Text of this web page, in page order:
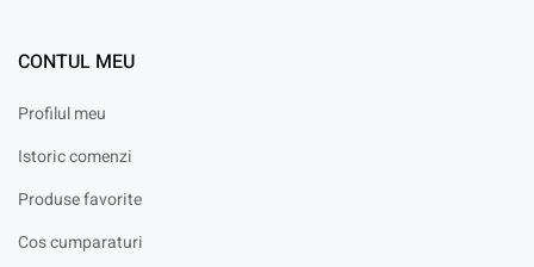
CONTUL MEU
Profilul meu
Istoric comenzi
Produse favorite
Cos cumparaturi